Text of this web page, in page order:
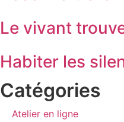
Le vivant
Habiter les
Catégories
Atelier en ligne